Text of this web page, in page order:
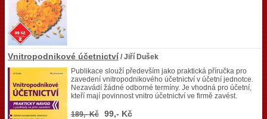
Vnitropodnikové účetnictví / Jiří Dušek
Publikace slouží především jako praktická příručka pro
zavedení vnitropodnikového účetnictví v účetní jednotce.
Nezavádí žádné odborné termíny. Je vhodná pro účetní,
kteří mají povinnost vnitro účetnictví ve firmě zavést.
189,- Kč 99,- Kč